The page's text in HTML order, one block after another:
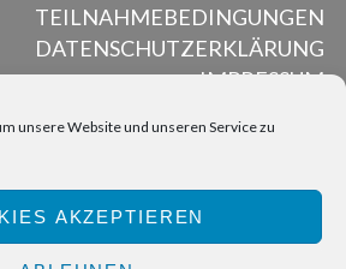
unsere Website und unseren Service zu
AKZEPTIEREN
TEILNAHMEBEDINGUNGEN
DATENSCHUTZERKLÄRUNG
IMPRESSUM